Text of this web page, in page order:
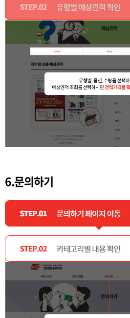
6.문의하기